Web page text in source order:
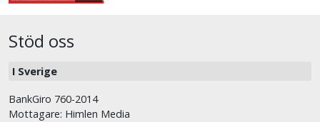
Stöd oss
I Sverige
BankGiro 760-2014
Mottagare: Himlen Media